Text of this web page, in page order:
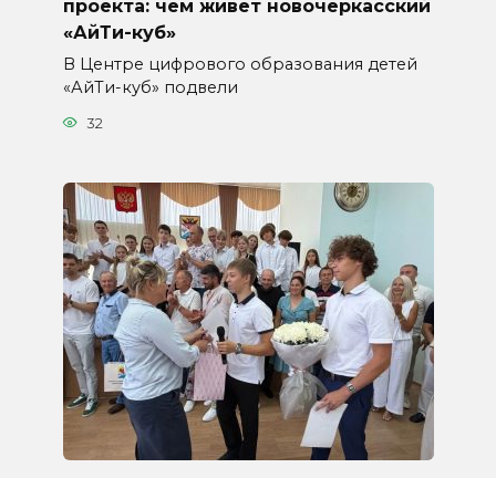
проекта: чем живет новочеркасский
«АйТи-куб»
В Центре цифрового образования детей
«АйТи-куб» подвели
32